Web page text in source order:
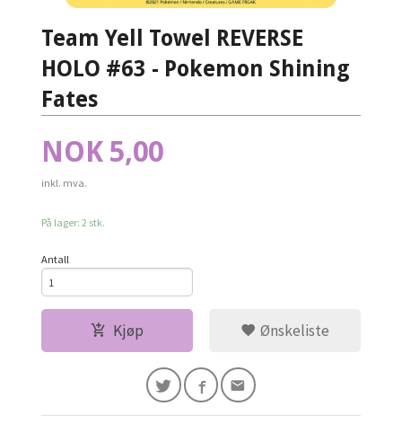
Team Yell Towel REVERSE
HOLO #63 - Pokemon Shining
Fates
Pris
NOK 5,00
inkl. mva.
På lager: 2 stk.
Antall
Kjøp Ønskeliste